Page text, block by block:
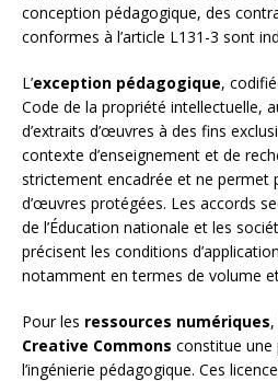
conception pédagogique, des
conformes à l’article L131-3 sont
L’exception pédagogique,
Code de la propriété intellectuelle,
d’extraits d’œuvres à des fins
contexte d’enseignement et de
strictement encadrée et ne permet
d’œuvres protégées. Les accords
de l’Éducation nationale et les
précisent les conditions
notamment en termes de volume
Pour les ressources numériques
Creative Commons constitue une
l’ingénierie pédagogique. Ces